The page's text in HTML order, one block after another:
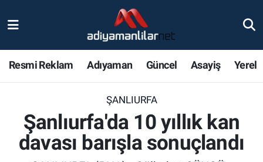
Resmi Reklam Adıyaman Güncel Asayiş Yerel
ŞANLIURFA
Şanlıurfa'da 10 yıllık kan
davası barışla sonuçlandı
Magazin
Nöbetçi Eczaneler
Adiyaman Namaz Vakitleri
Trafik Durumu